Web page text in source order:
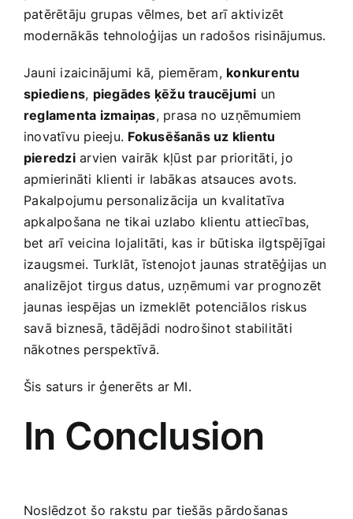
patērētāju ⁢grupas vēlmes, bet​ arī aktivizēt
modernākās tehnoloģijas un radošos ⁢risinājumus.
Jauni izaicinājumi kā, ⁣piemēram, konkurentu
spiediens, piegādes ķēžu traucējumi un⁢
reglamenta izmaiņas, prasa no uzņēmumiem
inovatīvu pieeju. Fokusēšanās uz klientu
pieredziarvien ⁤vairāk ⁢kļūst par prioritāti, jo
apmierināti klienti ir labākas⁤ atsauces avots.
⁣Pakalpojumu personalizācija un kvalitatīva
apkalpošana⁤ ne tikai uzlabo klientu attiecības,
bet arī ‍veicina ⁣lojalitāti, kas⁣ ir būtiska ilgtspējīgai
izaugsmei. Turklāt,​ īstenojot jaunas stratēģijas un⁤
analizējot tirgus datus, uzņēmumi var prognozēt
‍jaunas ‍iespējas un izmeklēt potenciālos​ riskus
savā biznesā, tādējādi nodrošinot stabilitāti⁣
nākotnes perspektīvā.
Šis ‍saturs ir ģenerēts ar ‍MI.
In Conclusion
Noslēdzot šo rakstu par tiešās pārdošanas